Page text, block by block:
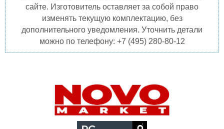
сайте. Изготовитель оставляет за собой право
изменять текущую комплектацию, без
дополнительного уведомления. Уточнить детали
можно по телефону: +7 (495) 280-80-12